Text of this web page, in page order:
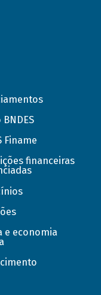
Finame
financeiras
e economia